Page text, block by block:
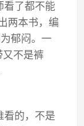
看了都不能
两本书，编
郁闷。一
又不是裤
看的，不是